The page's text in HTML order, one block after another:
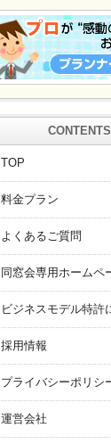
CONTENTS
TOP
料金プラン
よくあるご質問
同窓会専用ホームペ
ビジネスモデル特許
採用情報
プライバシーポリシ
運営会社